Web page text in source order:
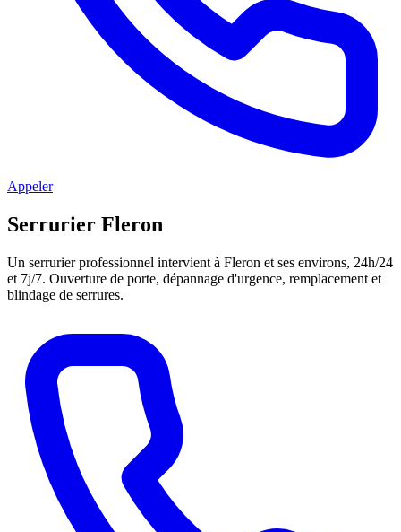
Appeler
Serrurier Fleron
Un serrurier professionnel intervient à Fleron et ses environs, 24h/24
et 7j/7. Ouverture de porte, dépannage d'urgence, remplacement et
blindage de serrures.